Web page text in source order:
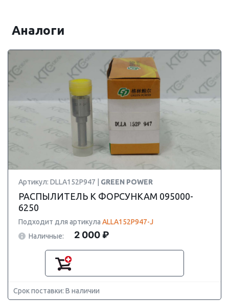
Аналоги
Артикул: DLLA152P947 | GREEN POWER
РАСПЫЛИТЕЛЬ К ФОРСУНКАМ 095000-
6250
Подходит для артикула ALLA152P947-J
Наличные:
2 000 ₽
Срок поставки: В наличии